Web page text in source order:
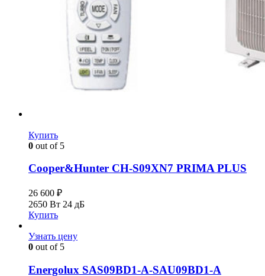
Купить
0 out of 5
Cooper&Hunter CH-S09XN7 PRIMA PLUS
26 600 ₽
2650 Вт 24 дБ
Купить
Узнать цену
0 out of 5
Energolux SAS09BD1-A-SAU09BD1-A